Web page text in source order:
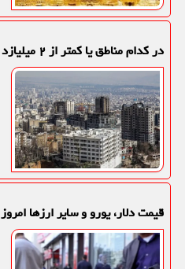
در کدام مناطق یا کمتر از ۲ میلیازد تومان میتوان خانه خرید؟
قیمت دلار، یورو و سایر ارزها امروز ۱۲ آذر